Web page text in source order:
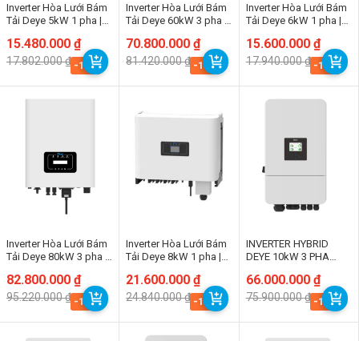
Inverter Hòa Lưới Bám
Tải Deye 5kW 1 pha |
AM2
17.802.000₫
Giá
gốc
là:
17.802.000 ₫.
15.480.000 ₫
Giá
hiện
tại
15.480.000 ₫.
-13%
Inverter Hòa Lưới Bám
Tải Deye 60kW 3 pha |
81.420.000₫
Giá
gốc
là:
81.420.000 ₫.
70.800.000₫
Giá
hiện
tại
70.800.000 ₫.
-13%
Inverter Hòa Lưới Bám
Tải Deye 6kW 1 pha |
AM2
17.940.000₫
Giá
gốc
là:
17.940.000 ₫.
15.600.000 ₫
Giá
hiện
tại
15.600.000 ₫.
-13%
Inverter Hòa Lưới Bám
Tải Deye 80kW 3 pha |
95.220.000₫
Giá
gốc
là:
95.220.000 ₫.
82.800.000 ₫
Giá
hiện
tại
82.800.000 ₫.
-13%
Inverter Hòa Lưới Bám
Tải Deye 8kW 1 pha |
AM2
24.840.000₫
Giá
gốc
là:
24.840.000 ₫.
21.600.000₫
Giá
hiện
tại
21.600.000 ₫.
-13%
INVERTER HYBRID
DEYE 10kW 3 PHA
SM2
75.900.000₫
Giá
gốc
là:
75.900.000 ₫.
66.000.000 ₫
Giá
hiện
tại
66.000.000 ₫.
-13%